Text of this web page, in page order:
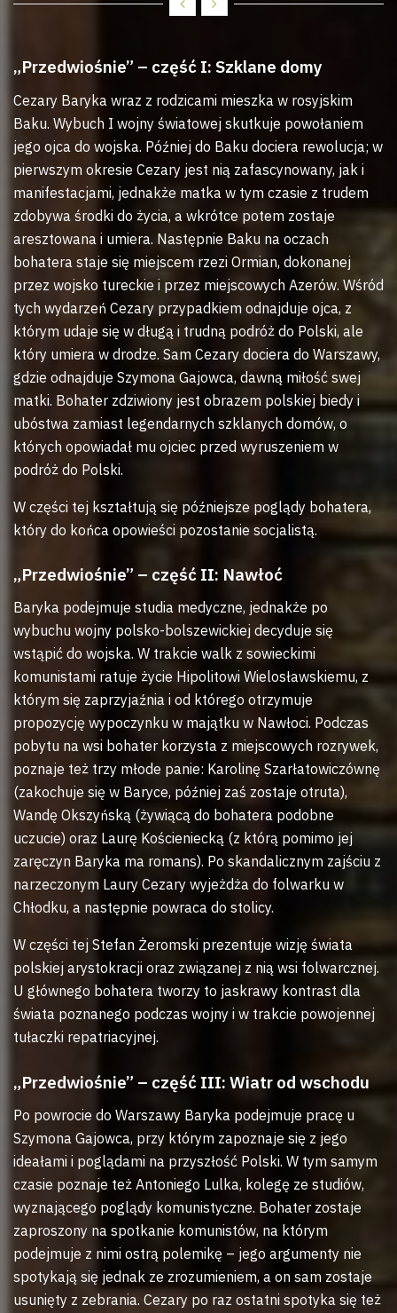
„Przedwiośnie” – część I: Szklane domy
Cezary Baryka wraz z rodzicami mieszka w rosyjskim
Baku. Wybuch I wojny światowej skutkuje powołaniem
jego ojca do wojska. Później do Baku dociera rewolucja; w
pierwszym okresie Cezary jest nią zafascynowany, jak i
manifestacjami, jednakże matka w tym czasie z trudem
zdobywa środki do życia, a wkrótce potem zostaje
aresztowana i umiera. Następnie Baku na oczach
bohatera staje się miejscem rzezi Ormian, dokonanej
przez wojsko tureckie i przez miejscowych Azerów. Wśród
tych wydarzeń Cezary przypadkiem odnajduje ojca, z
którym udaje się w długą i trudną podróż do Polski, ale
który umiera w drodze. Sam Cezary dociera do Warszawy,
gdzie odnajduje Szymona Gajowca, dawną miłość swej
matki. Bohater zdziwiony jest obrazem polskiej biedy i
ubóstwa zamiast legendarnych szklanych domów, o
których opowiadał mu ojciec przed wyruszeniem w
podróż do Polski.
W części tej kształtują się późniejsze poglądy bohatera,
który do końca opowieści pozostanie socjalistą.
„Przedwiośnie” – część II: Nawłoć
Baryka podejmuje studia medyczne, jednakże po
wybuchu wojny polsko-bolszewickiej decyduje się
wstąpić do wojska. W trakcie walk z sowieckimi
komunistami ratuje życie Hipolitowi Wielosławskiemu, z
którym się zaprzyjaźnia i od którego otrzymuje
propozycję wypoczynku w majątku w Nawłoci. Podczas
pobytu na wsi bohater korzysta z miejscowych rozrywek,
poznaje też trzy młode panie: Karolinę Szarłatowiczównę
(zakochuje się w Baryce, później zaś zostaje otruta),
Wandę Okszyńską (żywiącą do bohatera podobne
uczucie) oraz Laurę Kościeniecką (z którą pomimo jej
zaręczyn Baryka ma romans). Po skandalicznym zajściu z
narzeczonym Laury Cezary wyjeżdża do folwarku w
Chłodku, a następnie powraca do stolicy.
W części tej Stefan Żeromski prezentuje wizję świata
polskiej arystokracji oraz związanej z nią wsi folwarcznej.
U głównego bohatera tworzy to jaskrawy kontrast dla
świata poznanego podczas wojny i w trakcie powojennej
tułaczki repatriacyjnej.
„Przedwiośnie” – część III: Wiatr od wschodu
Po powrocie do Warszawy Baryka podejmuje pracę u
Szymona Gajowca, przy którym zapoznaje się z jego
ideałami i poglądami na przyszłość Polski. W tym samym
czasie poznaje też Antoniego Lulka, kolegę ze studiów,
wyznającego poglądy komunistyczne. Bohater zostaje
zaproszony na spotkanie komunistów, na którym
podejmuje z nimi ostrą polemikę – jego argumenty nie
spotykają się jednak ze zrozumieniem, a on sam zostaje
usunięty z zebrania. Cezary po raz ostatni spotyka się też